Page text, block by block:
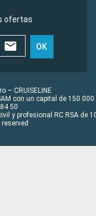
ofertas
OK
– CRUISELINE
con un capital de 150 000
50
y profesional RC RSA de